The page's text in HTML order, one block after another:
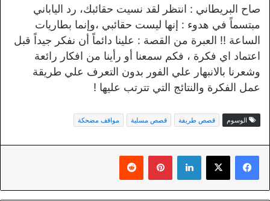
صاح البريطاني : انتظر لقد نسيت حقائبك، رد الياباني
مبتسماً في هدوء : إنها ليست حقائبي ،وإنما بطاريات
الساعة !! العبرة من القصة : علينا دائماً أن نفكر جيداً قبل
اعتماد اي فكرة ، فكم سمعنا أو رأينا من افكار رائعة
وشعرنا بالانبهار علي الفور بدون التعرف علي طريقة
عمل الفكرة والنتائج التي تترتب عليها !
الوسوم قصص طريفة قصص مسلية مواقف مضحكة
لينكدإن بينتيريست